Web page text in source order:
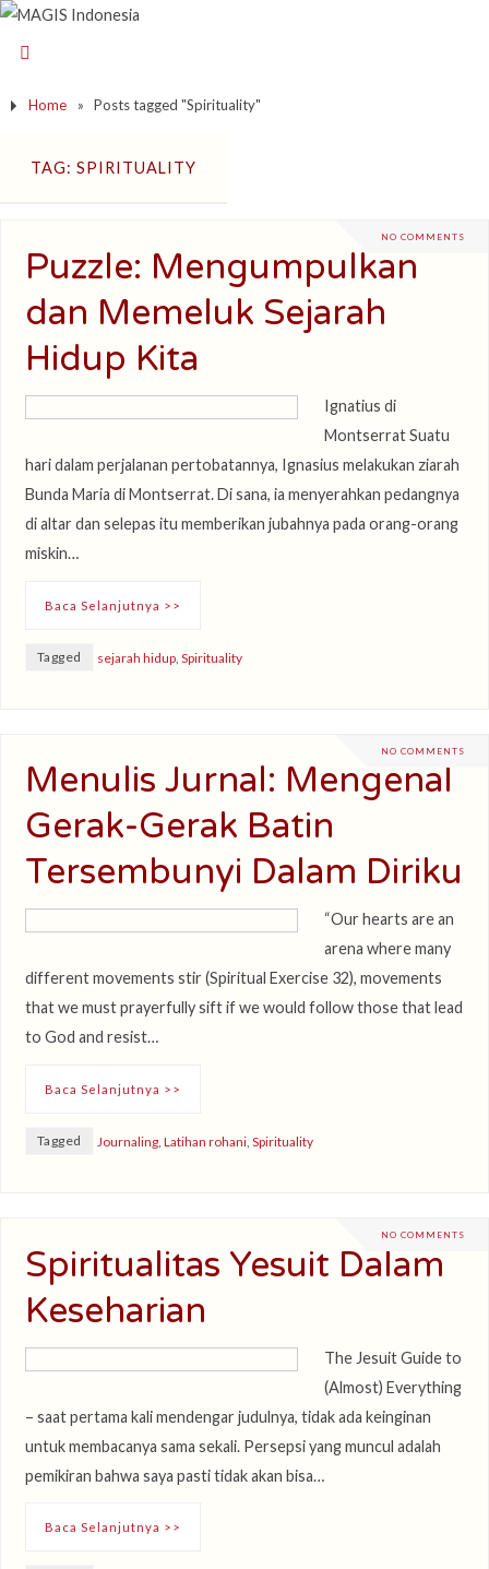
Home » Posts tagged "Spirituality"
TAG: SPIRITUALITY
NO COMMENTS
Puzzle: Mengumpulkan
dan Memeluk Sejarah
Hidup Kita
Ignatius di
Montserrat Suatu
hari dalam perjalanan pertobatannya, Ignasius melakukan ziarah
Bunda Maria di Montserrat. Di sana, ia menyerahkan pedangnya
di altar dan selepas itu memberikan jubahnya pada orang-orang
miskin…
Baca Selanjutnya >>
Tagged sejarah hidup, Spirituality
NO COMMENTS
Menulis Jurnal: Mengenal
Gerak-Gerak Batin
Tersembunyi Dalam Diriku
“Our hearts are an
arena where many
different movements stir (Spiritual Exercise 32), movements
that we must prayerfully sift if we would follow those that lead
to God and resist…
Baca Selanjutnya >>
Tagged Journaling, Latihan rohani, Spirituality
NO COMMENTS
Spiritualitas Yesuit Dalam
Keseharian
The Jesuit Guide to
(Almost) Everything
– saat pertama kali mendengar judulnya, tidak ada keinginan
untuk membacanya sama sekali. Persepsi yang muncul adalah
pemikiran bahwa saya pasti tidak akan bisa…
Baca Selanjutnya >>